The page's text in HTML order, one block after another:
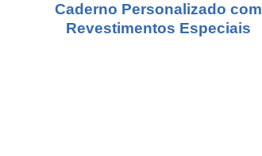
Caderno Personalizado com
Revestimentos Especiais